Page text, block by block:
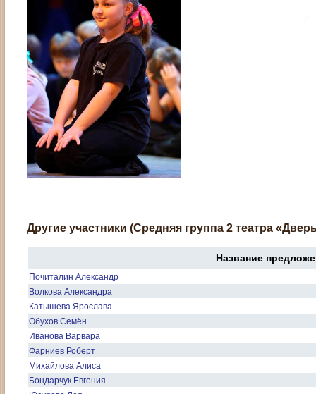
Другие участники (Средняя группа 2 театра
Название
Почиталин Александр
Волкова Александра
Катышева Ярослава
Обухов Семён
Иванова Варвара
Фарниев Роберт
Михайлова Алиса
Бондарчук Евгения